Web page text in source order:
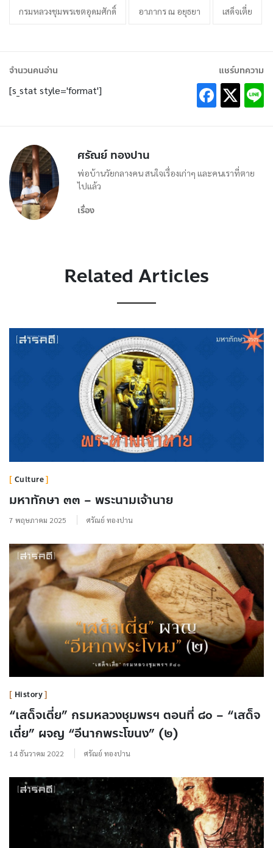
กรมหลวงชุมพรเขตอุดมศักดิ์ อาภากร ณ อยุธยา เสด็จเตี่ย
จำนวนคนอ่าน
[s_stat style='format']
แชร์บทความ
ศรัณย์ ทองปาน
พ่อบ้านวัยกลางคน สนใจเรื่องเก่าๆ และคนเราที่ตาย
ไปแล้ว
เรื่อง
Related Articles
Culture
มหาทักษา ๓๓ – พระนามเจ้านาย
7 พฤษภาคม 2025 ศรัณย์ ทองปาน
History
“เสด็จเตี่ย” กรมหลวงชุมพรฯ ตอนที่ ๘๐ – “เสด็จ
เตี่ย” ผจญ “อีนากพระโขนง” (๒)
14 ธันวาคม 2022 ศรัณย์ ทองปาน